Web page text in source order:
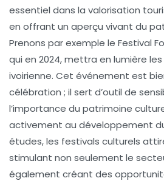
essentiel dans la valorisation
en offrant un aperçu vivant du
Prenons par exemple le Festival
qui en 2024, mettra en lumière
ivoirienne. Cet événement est
célébration ; il sert d’outil de
l’importance du patrimoine
activement au développement
études, les festivals culturels
stimulant non seulement le
également créant des